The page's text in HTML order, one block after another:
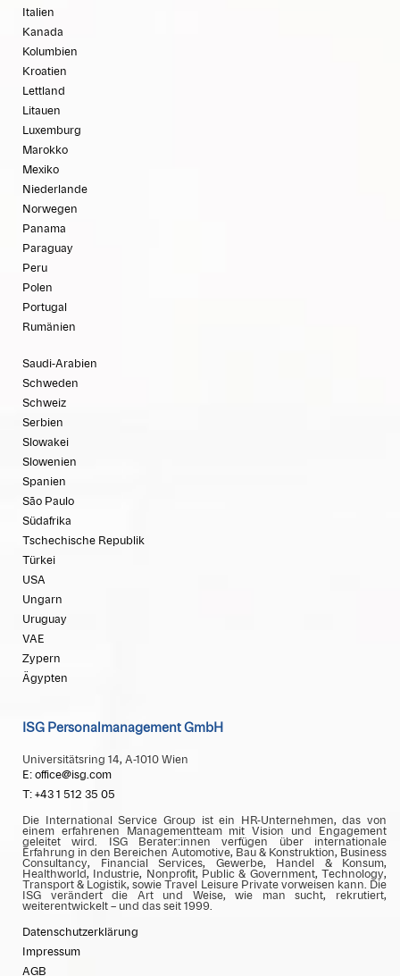
Italien
Kanada
Kolumbien
Kroatien
Lettland
Litauen
Luxemburg
Marokko
Mexiko
Niederlande
Norwegen
Panama
Paraguay
Peru
Polen
Portugal
Rumänien
Saudi-Arabien
Schweden
Schweiz
Serbien
Slowakei
Slowenien
Spanien
São Paulo
Südafrika
Tschechische Republik
Türkei
USA
Ungarn
Uruguay
VAE
Zypern
Ägypten
ISG Personalmanagement GmbH
Universitätsring 14, A-1010 Wien
E: office@isg.com
T: +43 1 512 35 05
Die International Service Group ist ein HR-Unternehmen, das von
einem erfahrenen Managementteam mit Vision und Engagement
geleitet wird. ISG Berater:innen verfügen über internationale
Erfahrung in den Bereichen Automotive, Bau & Konstruktion, Business
Consultancy, Financial Services, Gewerbe, Handel & Konsum,
Healthworld, Industrie, Nonprofit, Public & Government, Technology,
Transport & Logistik, sowie Travel Leisure Private vorweisen kann. Die
ISG verändert die Art und Weise, wie man sucht, rekrutiert,
weiterentwickelt – und das seit 1999.
Datenschutzerklärung
Impressum
AGB